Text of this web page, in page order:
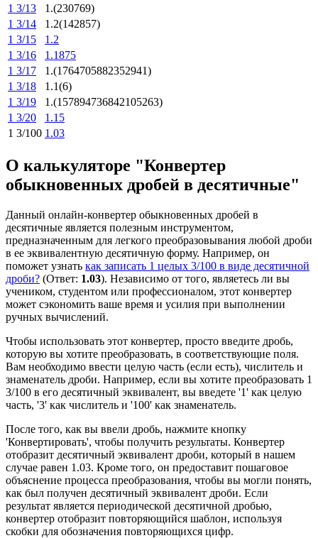
1 3/13
1.(230769)
1 3/14
1.2(142857)
1 3/15
1.2
1 3/16
1.1875
1 3/17
1.(1764705882352941)
1 3/18
1.1(6)
1 3/19
1.(157894736842105263)
1 3/20
1.15
1 3/100 1.03
О калькуляторе "Конвертер
обыкновенных дробей в десятичные"
Данный онлайн-конвертер обыкновенных дробей в
десятичные является полезным инструментом,
предназначенным для легкого преобразовывания любой дроби
в ее эквивалентную десятичную форму. Например, он
поможет узнать как записать 1 целых 3/100 в виде десятичной
дроби? (Ответ: 1.03). Независимо от того, являетесь ли вы
учеником, студентом или профессионалом, этот конвертер
может сэкономить ваше время и усилия при выполнении
ручных вычислений.
Чтобы использовать этот конвертер, просто введите дробь,
которую вы хотите преобразовать, в соответствующие поля.
Вам необходимо ввести целую часть (если есть), числитель и
знаменатель дроби. Например, если вы хотите преобразовать 1
3/100 в его десятичный эквивалент, вы введете '1' как целую
часть, '3' как числитель и '100' как знаменатель.
После того, как вы ввели дробь, нажмите кнопку
'Конвертировать', чтобы получить результаты. Конвертер
отобразит десятичный эквивалент дроби, который в нашем
случае равен 1.03. Кроме того, он предоставит пошаговое
объяснение процесса преобразования, чтобы вы могли понять,
как был получен десятичный эквивалент дроби. Если
результат является периодической десятичной дробью,
конвертер отобразит повторяющийся шаблон, используя
скобки для обозначения повторяющихся цифр.